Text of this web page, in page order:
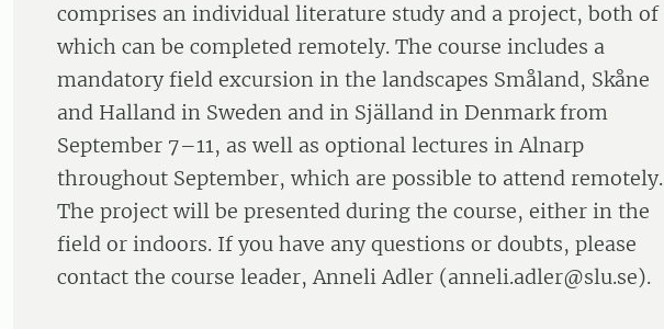
comprises an individual literature study and a project, both of
which can be completed remotely. The course includes a
mandatory field excursion in the landscapes Småland, Skåne
and Halland in Sweden and in Själland in Denmark from
September 7–11, as well as optional lectures in Alnarp
throughout September, which are possible to attend remotely.
The project will be presented during the course, either in the
field or indoors. If you have any questions or doubts, please
contact the course leader, Anneli Adler (anneli.adler@slu.se).